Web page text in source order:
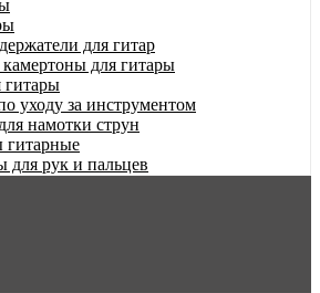
для гитар
для гитары
гитары
уходу за инструментом
намотки струн
для рук и пальцев
струны